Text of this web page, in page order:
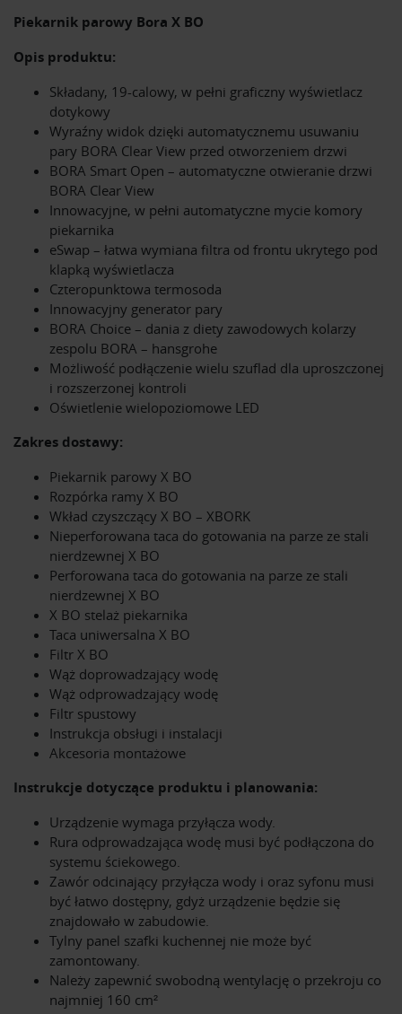
Piekarnik parowy Bora X BO
Opis produktu:
Składany, 19-calowy, w pełni graficzny wyświetlacz
dotykowy
Wyraźny widok dzięki automatycznemu usuwaniu
pary BORA Clear View przed otworzeniem drzwi
BORA Smart Open – automatyczne otwieranie drzwi
BORA Clear View
Innowacyjne, w pełni automatyczne mycie komory
piekarnika
eSwap – łatwa wymiana filtra od frontu ukrytego pod
klapką wyświetlacza
Czteropunktowa termosoda
Innowacyjny generator pary
BORA Choice – dania z diety zawodowych kolarzy
zespolu BORA – hansgrohe
Możliwość podłączenie wielu szuflad dla uproszczonej
i rozszerzonej kontroli
Oświetlenie wielopoziomowe LED
Zakres dostawy:
Piekarnik parowy X BO
Rozpórka ramy X BO
Wkład czyszczący X BO – XBORK
Nieperforowana taca do gotowania na parze ze stali
nierdzewnej X BO
Perforowana taca do gotowania na parze ze stali
nierdzewnej X BO
X BO stelaż piekarnika
Taca uniwersalna X BO
Filtr X BO
Wąż doprowadzający wodę
Wąż odprowadzający wodę
Filtr spustowy
Instrukcja obsługi i instalacji
Akcesoria montażowe
Instrukcje dotyczące produktu i planowania:
Urządzenie wymaga przyłącza wody.
Rura odprowadzająca wodę musi być podłączona do
systemu ściekowego.
Zawór odcinający przyłącza wody i oraz syfonu musi
być łatwo dostępny, gdyż urządzenie będzie się
znajdowało w zabudowie.
Tylny panel szafki kuchennej nie może być
zamontowany.
Należy zapewnić swobodną wentylację o przekroju co
najmniej 160 cm²